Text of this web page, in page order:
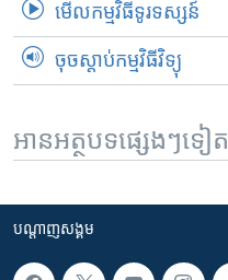
មើល​កម្មវិធី​ទូរទស្សន៍
ចុចស្តាប់កម្មវិធីវិទ្យុ
អានអត្ថបទផ្សេងៗទៀត
បណ្តាញ​សង្គម